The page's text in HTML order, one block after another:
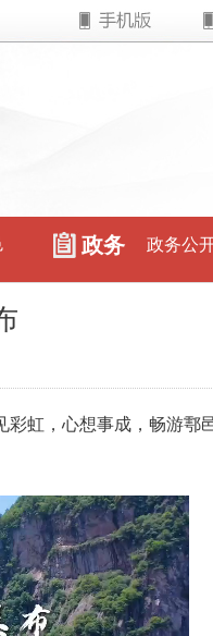
政务 政务公
虹，心想事成，畅游鄠